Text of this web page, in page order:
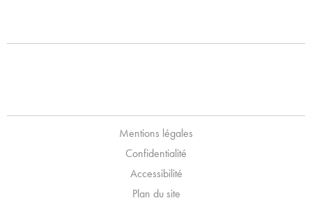
Mentions légales
Confidentialité
Accessibilité
Plan du site